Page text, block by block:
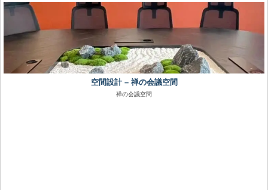
空間設計 – 禅の会議空間
禅の会議空間